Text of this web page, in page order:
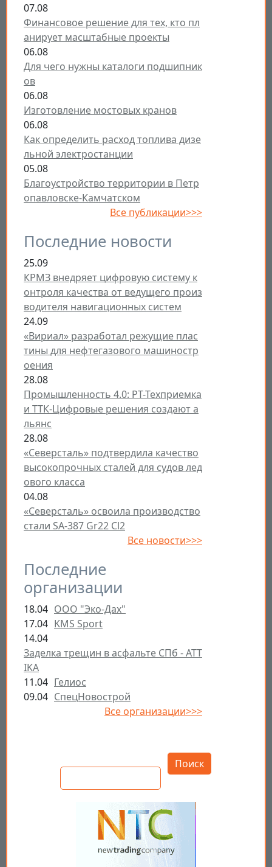
07.08
Финансовое решение для тех, кто пл
анирует масштабные проекты
06.08
Для чего нужны каталоги подшипник
ов
06.08
Изготовление мостовых кранов
06.08
Как определить расход топлива дизе
льной электростанции
05.08
Благоустройство территории в Петр
опавловске-Камчатском
Все публикации>>>
Последние новости
25.09
КРМЗ внедряет цифровую систему к
онтроля качества от ведущего произ
водителя навигационных систем
24.09
«Вириал» разработал режущие плас
тины для нефтегазового машиностр
оения
28.08
Промышленность 4.0: РТ-Техприемка
и ТТК-Цифровые решения создают а
льянс
28.08
«Северсталь» подтвердила качество
высокопрочных сталей для судов лед
ового класса
04.08
«Северсталь» освоила производство
стали SA-387 Gr22 Cl2
Все новости>>>
Последние
организации
18.04 ООО "Эко-Дах"
17.04 KMS Sport
14.04
Заделка трещин в асфальте СПб - ATT
IKA
11.04 Гелиос
09.04 СпецНовострой
Все организации>>>